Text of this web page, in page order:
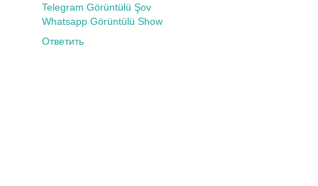
Telegram Görüntülü Şov
Whatsapp Görüntülü Show
Ответить